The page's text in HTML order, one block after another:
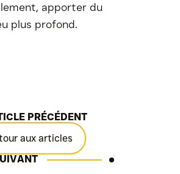
apporter du
plus profond.
PRÉCÉDENT
aux articles